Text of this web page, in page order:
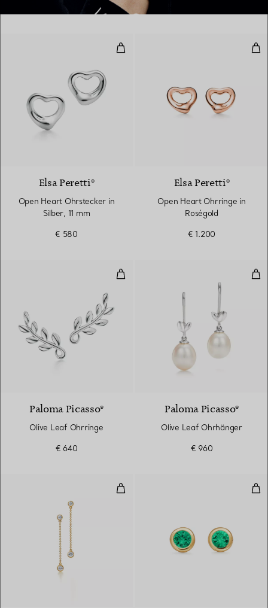
Open Heart Ohrstecker in Silber,
Elsa Peretti®
Open Heart Ohrstecker in
Silber, 11 mm
€ 580
Elsa Peretti®
Open Heart Ohrringe in
Roségold
€ 1.200
Olive Leaf Ohrringe
Paloma Picasso®
Olive Leaf Ohrringe
€ 640
Paloma Picasso®
Olive Leaf Ohrhänger
€ 960
Diamonds by the Yard®